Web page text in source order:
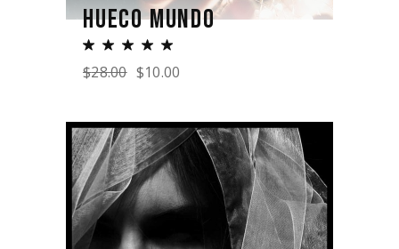
HUECO MUNDO
$28.00 $10.00